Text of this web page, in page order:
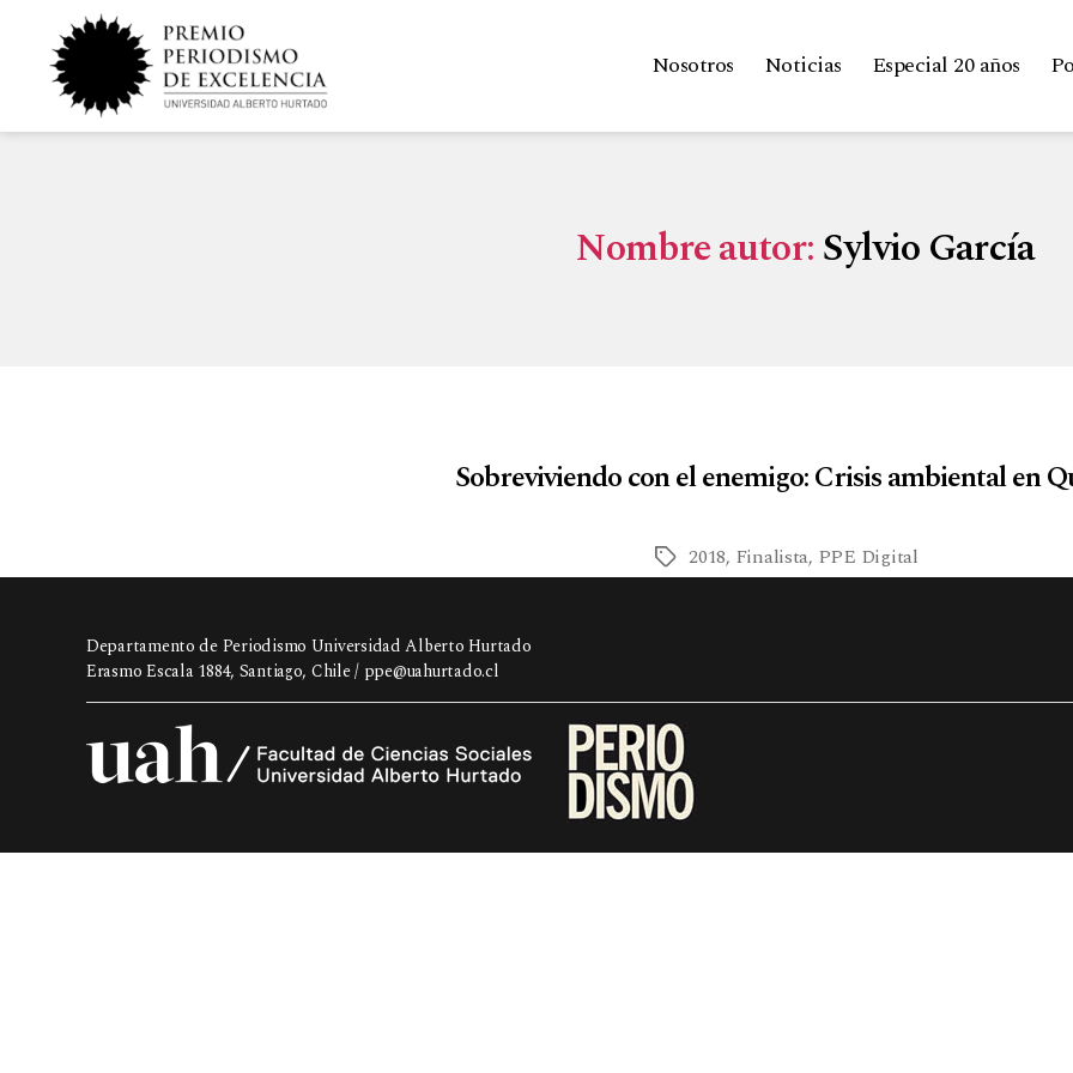
Nosotros Noticias Especial 20 años
Nombre autor:Sylvio García
Sobreviviendo con el enemigo: Crisis ambiental en
2018, Finalista, PPE Digital
Departamento de Periodismo Universidad Alberto Hurtado
Erasmo Escala 1884, Santiago, Chile / ppe@uahurtado.cl